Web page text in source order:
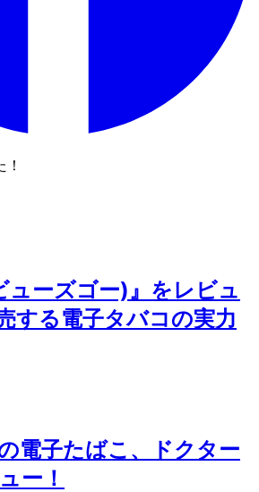
ューズゴー)』をレビュ
する電子タバコの実力
電子たばこ、ドクター
ー！